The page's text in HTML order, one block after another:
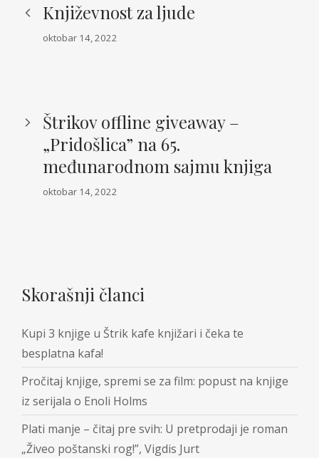
Književnost za ljude
oktobar 14, 2022
Štrikov offline giveaway –
„Pridošlica” na 65.
međunarodnom sajmu knjiga
oktobar 14, 2022
Skorašnji članci
Kupi 3 knjige u Štrik kafe knjižari i čeka te
besplatna kafa!
Pročitaj knjige, spremi se za film: popust na knjige
iz serijala o Enoli Holms
Plati manje – čitaj pre svih: U pretprodaji je roman
„Živeo poštanski rog!”, Vigdis Jurt